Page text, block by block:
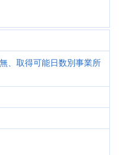
、取得可能日数別事業所